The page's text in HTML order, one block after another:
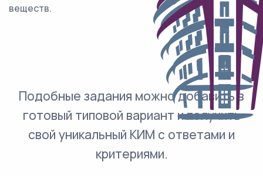
веществ.
Подобные задания можно добавить в
готовый типовой вариант и получить
свой уникальный КИМ с ответами и
критериями.